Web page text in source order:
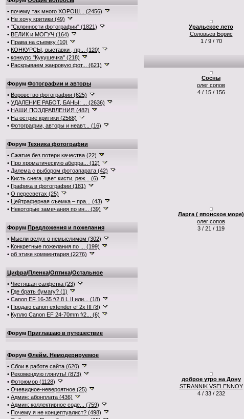
• почему так много ХОРОШ... (2456)
• Не хочу критики (49)
• "Склонности фотографии" (1821)
• ВЕЛИК и МОГУЧ (164)
• Права на съемку (10)
• КОНКУРСЫ, выставки , пр... (120)
• конкурс "Кукушечка" (218)
• Раскрываем жанровую фот... (621)
Форум Фотографии и авторы
• Воровство фотографии (625)
• УДАЛЕНИЕ РАБОТ, БАНЫ: ... (2636)
• НАШИ ПОЗДРАВЛЕНИЯ (482)
• На остриё критики (2568)
• Фотографии, авторы и неавт... (16)
Форум Техника фотографии
• Сжатие без потери качества (22)
• Про хроматическую аберра... (12)
• Дилема с выбором фотоапарата (42)
• Кисть снега, цвет кисти, реж... (6)
• Графика в фотографии (181)
• О пересветах (25)
• Цейтраферная съемка – пра... (43)
• Некоторые замечания по ин... (39)
Форум Предложения и пожелания
• Мысли вслух о немыслимом (302)
• Конкретные пожелания по ... (199)
• об этике комментария (2276)
Цифра/Пленка/Оптика/Остальное
• Чистящая салфетка (23)
• Где брать бумагу? (1)
• Canon EF 16-35 f/2.8 L II или... (18)
• Продаю canon extender ef 2x III (8)
• Куплю Canon EF 24-70mm f/2... (6)
Форум Приглашаю в путешествие
Форум Флейм. Немодерируемое
• Сбои в работе сайта (620)
• Рекомендую глянуть! (873)
• Фотоюмор (1128)
• Очевидное-невероятное (25)
• Админ: абонплата (436)
• Админ: коллективное соде... (759)
• Почему я не концептуалист? (498)
Уральское лето
Соловьев Борис
1 / 9 / 70
Сосны
олег сопов
4 / 15 / 156
Ларга ( японское море)
олег сопов
3 / 21 / 119
доброе утро на Дону
STRANNIK VSELENNOY
4 / 33 / 232